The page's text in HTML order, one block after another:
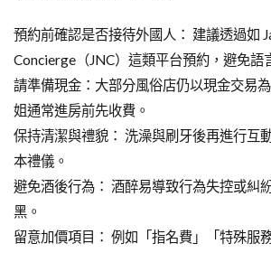
預約前確認是否接待外國人： 建議透過如
Concierge（JNC）這類平台預約，避免語
請準備現金：大部分風俗店仍以現金交易
姐通常進房前先收費。
保持清潔與禮貌： 洗澡與刷牙後再進行互
本禮儀。
避免酒後行為： 酒醉易導致行為失控或糾
黑。
留意加價項目： 例如「指名費」「特殊服